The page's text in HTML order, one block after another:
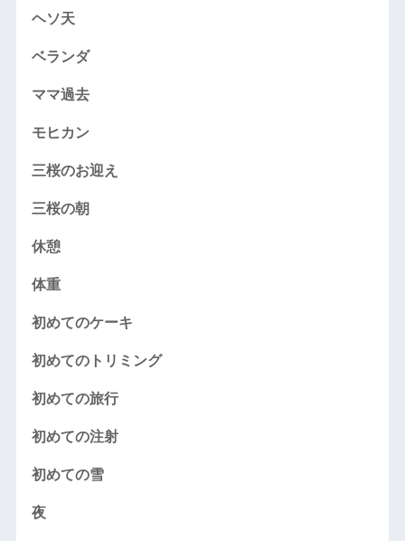
ヘソ天
ベランダ
ママ過去
モヒカン
三桜のお迎え
三桜の朝
休憩
体重
初めてのケーキ
初めてのトリミング
初めての旅行
初めての注射
初めての雪
夜